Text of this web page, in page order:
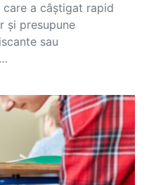
care a câștigat rapid
și presupune
sau